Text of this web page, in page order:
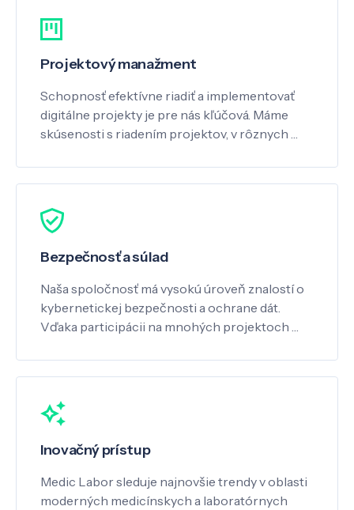
Projektový manažment
Schopnosť efektívne riadiť a implementovať
digitálne projekty je pre nás kľúčová. Máme
skúsenosti s riadením projektov, v rôznych …
Bezpečnosť a súlad
Naša spoločnosť má vysokú úroveň znalostí o
kybernetickej bezpečnosti a ochrane dát.
Vďaka participácii na mnohých projektoch …
Inovačný prístup
Medic Labor sleduje najnovšie trendy v oblasti
moderných medicínskych a laboratórnych